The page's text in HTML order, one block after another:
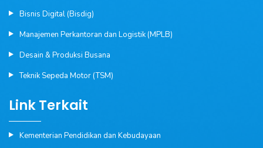
Bisnis Digital (Bisdig)
Manajemen Perkantoran dan Logistik (MPLB)
Desain & Produksi Busana
Teknik Sepeda Motor (TSM)
Link Terkait
Kementerian Pendidikan dan Kebudayaan